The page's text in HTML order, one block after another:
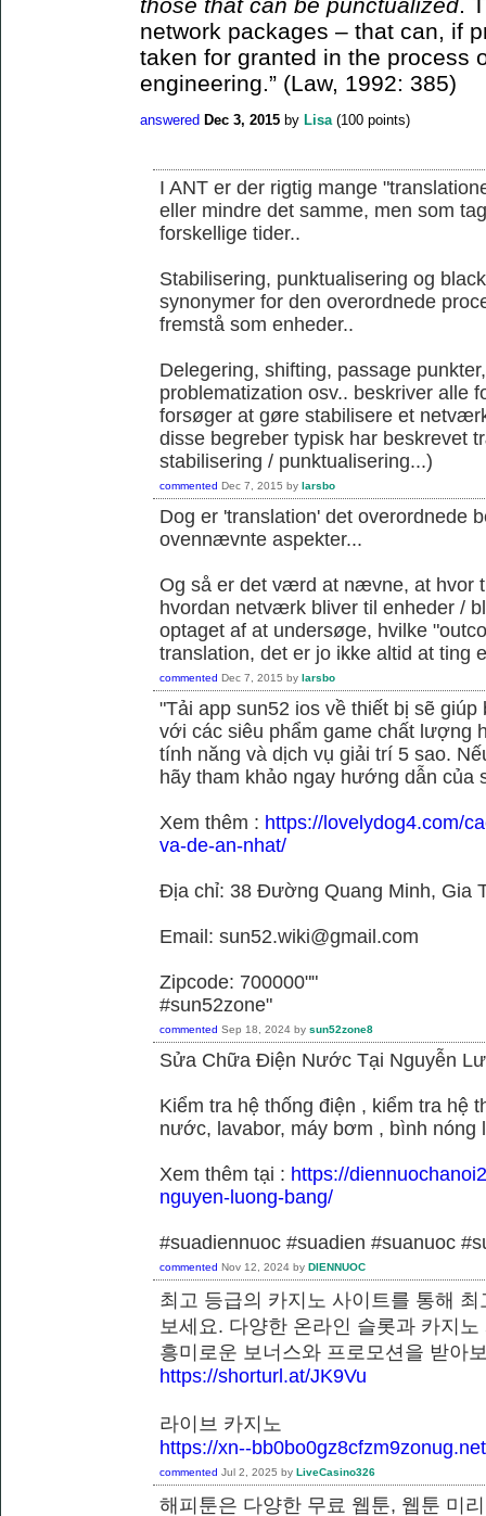
network packages – that can, if
taken for granted in the process
engineering.” (Law, 1992: 385)
answered Dec 3, 2015 by Lisa (100 points)
I ANT er der rigtig mange
eller mindre det samme, men som
forskellige tider..
Stabilisering, punktualisering og
synonymer for den overordnede
fremstå som enheder..
Delegering, shifting, passage
problematization osv.. beskriver alle
forsøger at gøre stabilisere et
disse begreber typisk har beskrevet
stabilisering / punktualisering...)
commented Dec 7, 2015 by larsbo
Dog er 'translation' det overordnede
ovennævnte aspekter...
Og så er det værd at nævne, at hvor
hvordan netværk bliver til enheder /
optaget af at undersøge, hvilke
translation, det er jo ikke altid at ting
commented Dec 7, 2015 by larsbo
"Tải app sun52 ios về thiết bị sẽ
với các siêu phẩm game chất lượng
tính năng và dịch vụ giải trí 5 sao.
hãy tham khảo ngay hướng dẫn của
Xem thêm : https://lovelydog4.com/
va-de-an-nhat/
Địa chỉ: 38 Đường Quang Minh, Gia
Email: sun52.wiki@gmail.com
Zipcode: 700000""
#sun52zone"
commented Sep 18, 2024 by sun52zone8
Sửa Chữa Điện Nước Tại Nguyễn
Kiểm tra hệ thống điện , kiểm tra hệ
nước, lavabor, máy bơm , bình nóng
Xem thêm tại : https://
nguyen-luong-bang/
#suadiennuoc #suadien #suanuoc
commented Nov 12, 2024 by DIENNUOC
최고 등급의 카지노 사이트를 통해
보세요. 다양한 온라인 슬롯과 카지
흥미로운 보너스와 프로모션을 받
https://shorturl.at/JK9Vu
라이브 카지노
https://xn--bb0bo0gz8cfzm9zonug.net
commented Jul 2, 2025 by LiveCasino326
해피툰은 다양한 무료 웹툰, 웹툰 미